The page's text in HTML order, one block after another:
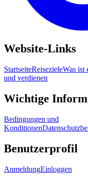
Website-Links
StartseiteReisezieleWas ist
und verdienen
Wichtige
Bedingungen und
Konditionen
Benutzerprofil
AnmeldungEinloggen